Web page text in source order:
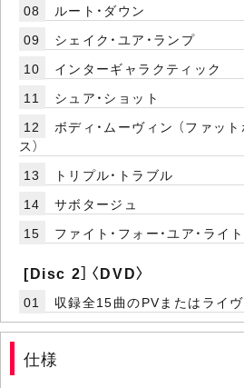
08
ルート・ダウン
09
シェイク・ユア・ランプ
10
インターギャラクティック
11
シュア・ショット
12
ボディ・ムーヴィン （ファッ
ス）
13
トリプル・トラブル
14
サボタージュ
15
ファイト・フォー・ユア・ライト
[Disc 2］〈DVD〉
01 収録全15曲のPVまたはライ
仕様